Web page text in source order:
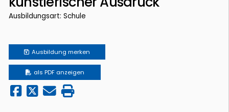
Ausbildungsart: Schule
Ausbildung merken
als PDF anzeigen